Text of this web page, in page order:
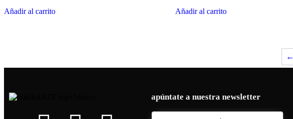
Añadir al carrito Añadir al carrito
←
apúntate a nuestra newsletter